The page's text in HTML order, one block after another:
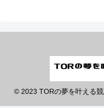
© 2023 TORの夢を叶える